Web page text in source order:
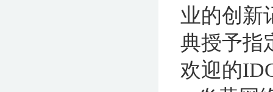
业的创新
典授予指
欢迎的